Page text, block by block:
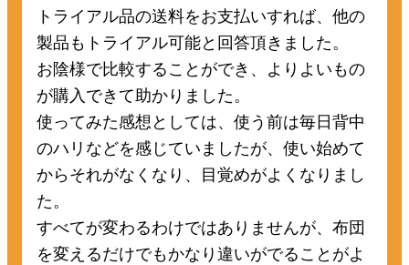
トライアル品の送料をお支払いすれば、他の
製品もトライアル可能と回答頂きました。
お陰様で比較することができ、よりよいもの
が購入できて助かりました。
使ってみた感想としては、使う前は毎日背中
のハリなどを感じていましたが、使い始めて
からそれがなくなり、目覚めがよくなりまし
た。
すべてが変わるわけではありませんが、布団
を変えるだけでもかなり違いがでることがよ